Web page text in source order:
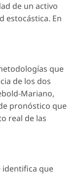
de un activo
estocástica. En
que
de los dos
Mariano,
pronóstico que
real de las
identifica que